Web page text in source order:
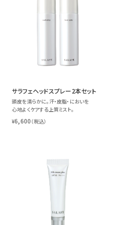
サラフェヘッドスプレー2本セット
頭皮を清らかに。汗・皮脂・においを
心地よくケアする上質ミスト。
¥6,600 （税込）